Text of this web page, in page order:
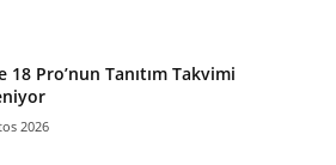
18 Pro’nun Tanıtım Takvimi
2026